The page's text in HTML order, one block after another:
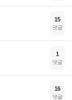
15
댓글
1
댓글
16
댓글